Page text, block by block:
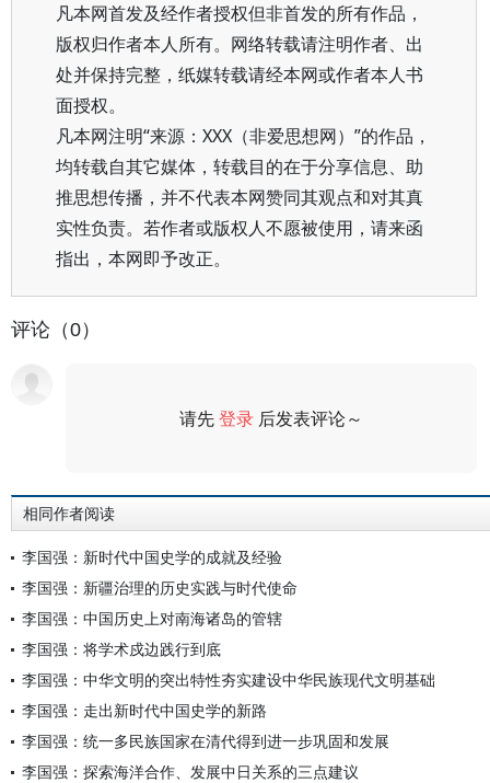
凡本网首发及经作者授权但非首发的所有作品，
版权归作者本人所有。网络转载请注明作者、出
处并保持完整，纸媒转载请经本网或作者本人书
面授权。
凡本网注明“来源：XXX（非爱思想网）”的作品，
均转载自其它媒体，转载目的在于分享信息、助
推思想传播，并不代表本网赞同其观点和对其真
实性负责。若作者或版权人不愿被使用，请来函
指出，本网即予改正。
评论（0）
请先登录 后发表评论～
相同作者阅读
李国强：新时代中国史学的成就及经验
李国强：新疆治理的历史实践与时代使命
李国强：中国历史上对南海诸岛的管辖
李国强：将学术戍边践行到底
李国强：中华文明的突出特性夯实建设中华民族现代文明基础
李国强：走出新时代中国史学的新路
李国强：统一多民族国家在清代得到进一步巩固和发展
李国强：探索海洋合作、发展中日关系的三点建议